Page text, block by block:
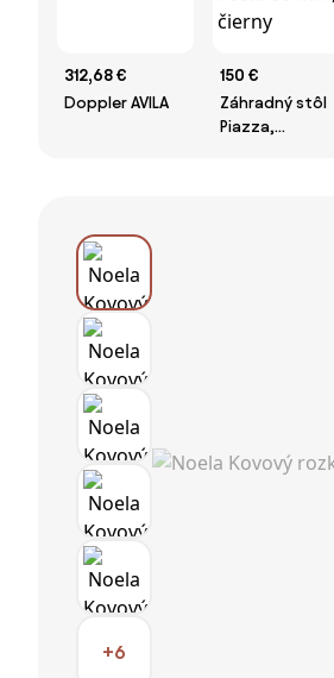
312,68 €
Doppler AVILA
150 €
Záhradný stôl
Piazza,
+6